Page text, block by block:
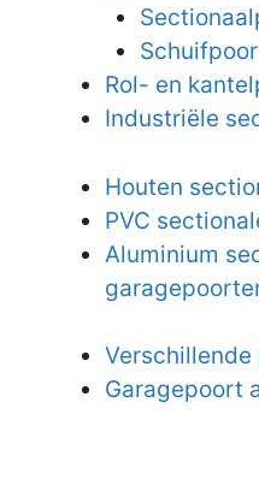
Rol- en
Industriële
Houten
PVC
Aluminium
Garagepoort